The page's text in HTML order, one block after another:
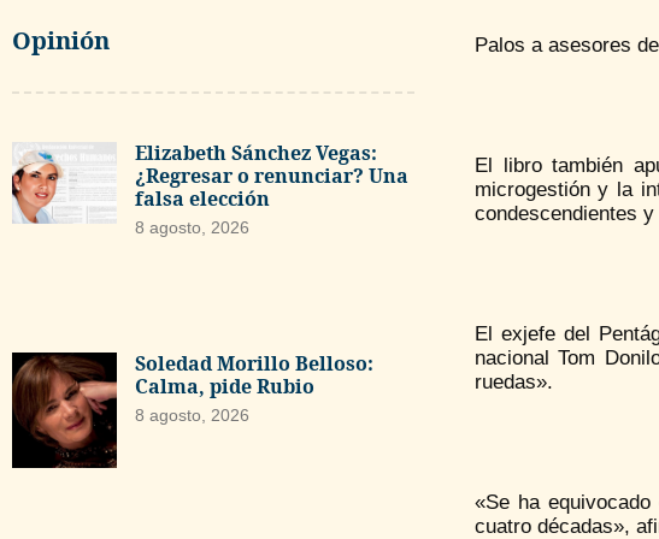
Opinión
Elizabeth Sánchez Vegas:
¿Regresar o renunciar? Una
falsa elección
8 agosto, 2026
Soledad Morillo Belloso:
Calma, pide Rubio
8 agosto, 2026
Palos a asesores
El libro también
microgestión y la
condescendientes
El exjefe del
nacional Tom
ruedas».
«Se ha
cuatro décadas»,